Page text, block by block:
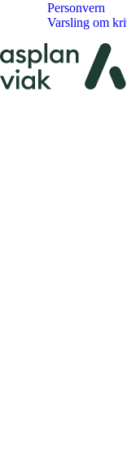
Personvern
Varsling om